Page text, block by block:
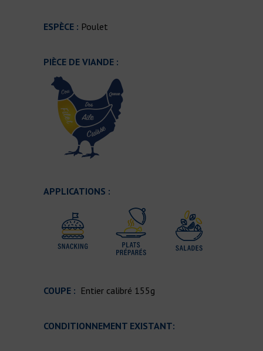
ESPÈCE : Poulet
PIÈCE DE VIANDE :
APPLICATIONS :
COUPE : Entier calibré 155g
CONDITIONNEMENT EXISTANT: